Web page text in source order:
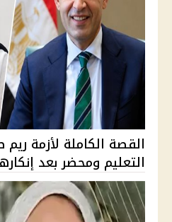
التعليم ومحضر بعد